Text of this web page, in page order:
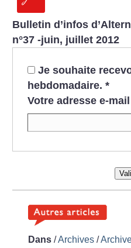
Bulletin d’infos
n°37 -juin, juillet 2012
Je souhaite
hebdomadaire. *
Votre adresse e-mail
Dans /Archives /